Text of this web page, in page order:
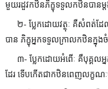
មួយរដួវកឋិន​ភិក្ខុទទួលកឋិនបានម្
២- ប្លែកដោយវត្ថុៈ គឺសំពត់ដែ
បាន ភិក្ខុអ្នកទទួលក្រាលកឋិនក្
៣- ប្លែកដោយអំពើៈ គឺបុគ្គលអ្
ដែរ ទើបកើតជាកឋិនពេញលក្ខណ